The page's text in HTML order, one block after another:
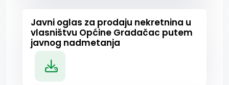
Javni oglas za prodaju nekretnina u
vlasništvu Općine Gradačac putem
javnog nadmetanja